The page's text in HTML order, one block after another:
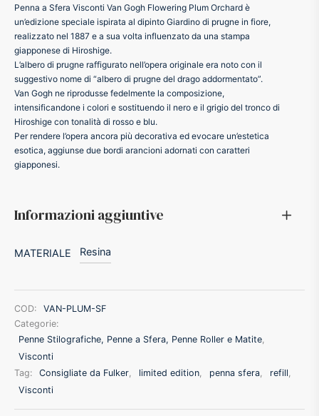
Penna a Sfera Visconti Van Gogh Flowering Plum Orchard è
un’edizione speciale ispirata al dipinto Giardino di prugne in fiore,
realizzato nel 1887 e a sua volta influenzato da una stampa
giapponese di Hiroshige.
L’albero di prugne raffigurato nell’opera originale era noto con il
suggestivo nome di “albero di prugne del drago addormentato”.
Van Gogh ne riprodusse fedelmente la composizione,
intensificandone i colori e sostituendo il nero e il grigio del tronco di
Hiroshige con tonalità di rosso e blu.
Per rendere l’opera ancora più decorativa ed evocare un’estetica
esotica, aggiunse due bordi arancioni adornati con caratteri
giapponesi.
Informazioni aggiuntive
MATERIALE Resina
COD:
VAN-PLUM-SF
Categorie:
Penne Stilografiche, Penne a Sfera, Penne Roller e Matite
Visconti
Tag:
Consigliate da Fulker limited edition penna sfera refill
Visconti
A.G.
Marche